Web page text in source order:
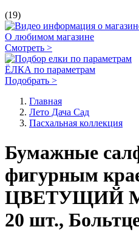
(19)
О любимом магазине
Смотреть >
ЁЛКА по параметрам
Подобрать >
Главная
Лето Дача Сад
Пасхальная коллекция
Бумажные
фигурным
ЦВЕТУЩИЙ
20 шт.,